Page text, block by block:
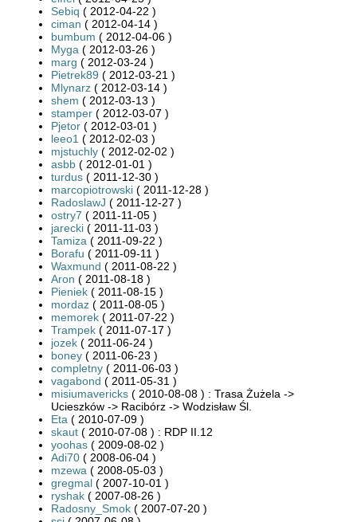
Sebiq ( 2012-04-22 )
ciman ( 2012-04-14 )
bumbum ( 2012-04-06 )
Myga ( 2012-03-26 )
marg ( 2012-03-24 )
Pietrek89 ( 2012-03-21 )
Mlynarz ( 2012-03-14 )
shem ( 2012-03-13 )
stamper ( 2012-03-07 )
Pjetor ( 2012-03-01 )
leeo1 ( 2012-02-03 )
mjstuchly ( 2012-02-02 )
asbb ( 2012-01-01 )
turdus ( 2011-12-30 )
marcopiotrowski ( 2011-12-28 )
RadoslawJ ( 2011-12-27 )
ostry7 ( 2011-11-05 )
jarecki ( 2011-11-03 )
Tamiza ( 2011-09-22 )
Borafu ( 2011-09-11 )
Waxmund ( 2011-08-22 )
Aron ( 2011-08-18 )
Pieniek ( 2011-08-15 )
mordaz ( 2011-08-05 )
memorek ( 2011-07-22 )
Trampek ( 2011-07-17 )
jozek ( 2011-06-24 )
boney ( 2011-06-23 )
completny ( 2011-06-03 )
vagabond ( 2011-05-31 )
misiumavericks ( 2010-08-08 ) : Trasa Żużela ->
Ucieszków -> Racibórz -> Wodzisław Śl.
Eta ( 2010-07-09 )
skaut ( 2010-07-08 ) : RDP II.12
yoohas ( 2009-08-02 )
Adi70 ( 2008-06-04 )
mzewa ( 2008-05-03 )
gregmal ( 2007-10-01 )
ryshak ( 2007-08-26 )
Radosny_Smok ( 2007-07-20 )